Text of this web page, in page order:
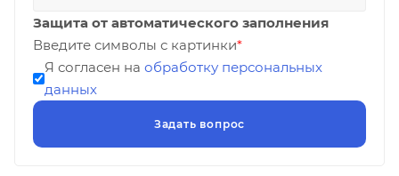
Защита от автоматического заполнения
Введите символы с картинки*
Я согласен на обработку персональных
данных